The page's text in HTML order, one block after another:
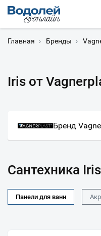
Главная › Бренды ›
Iris от
Бренд
Сантехника Iris
Панели для ванн